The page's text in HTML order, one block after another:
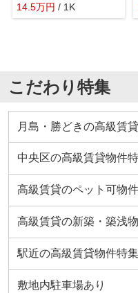
14.5万円 / 1K
こだわり特集
月島・勝どきの高級賃
中央区の高級賃貸物件
高級賃貸のペット可物
高級賃貸の新築・築浅
駅近の高級賃貸物件特集
敷地内駐車場あり